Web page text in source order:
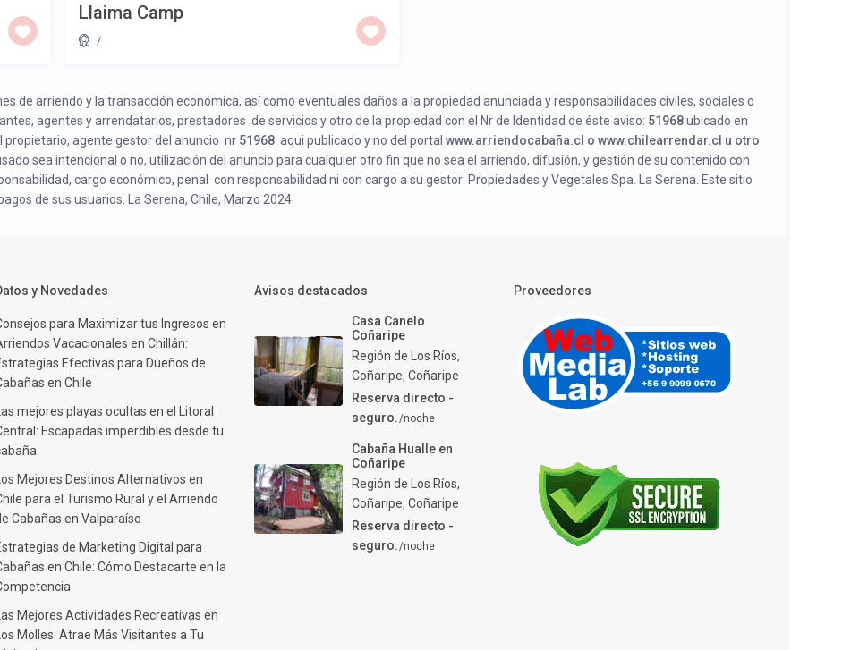
Llaima Camp
/
de arriendo y la transacción económica, así como eventuales daños a la propiedad anunciada y responsabilidades civiles, sociales o
agentes y arrendatarios, prestadores de servicios y otro de la propiedad con el Nr de Identidad de éste aviso: 51968ubicado en
propietario, agente gestor del anuncio nr 51968 aqui publicado y no del portal www.arriendocabaña.cl o www.chilearrendar.cl u otro
sea intencional o no, utilización del anuncio para cualquier otro fin que no sea el arriendo, difusión, y gestión de su contenido con
cargo económico, penal con responsabilidad ni con cargo a su gestor: Propiedades y Vegetales Spa. La Serena. Este sitio
de sus usuarios. La Serena, Chile, Marzo 2024
y Novedades
para Maximizar tus Ingresos en
Vacacionales en Chillán:
Efectivas para Dueños de
en Chile
Las mejores playas ocultas en el Litoral
Escapadas imperdibles desde tu
Los Mejores Destinos Alternativos en
para el Turismo Rural y el Arriendo
Cabañas en Valparaíso
de Marketing Digital para
en Chile: Cómo Destacarte en la
Las Mejores Actividades Recreativas en
Los Molles: Atrae Más Visitantes a Tu
Avisos destacados
Casa Canelo
Coñaripe
Región de Los Ríos,
Coñaripe,Coñaripe
Reserva directo -
seguro./noche
Cabaña Hualle en
Coñaripe
Región de Los Ríos,
Coñaripe,Coñaripe
Reserva directo -
seguro./noche
Proveedores